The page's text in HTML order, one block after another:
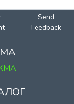
Send
Feedback